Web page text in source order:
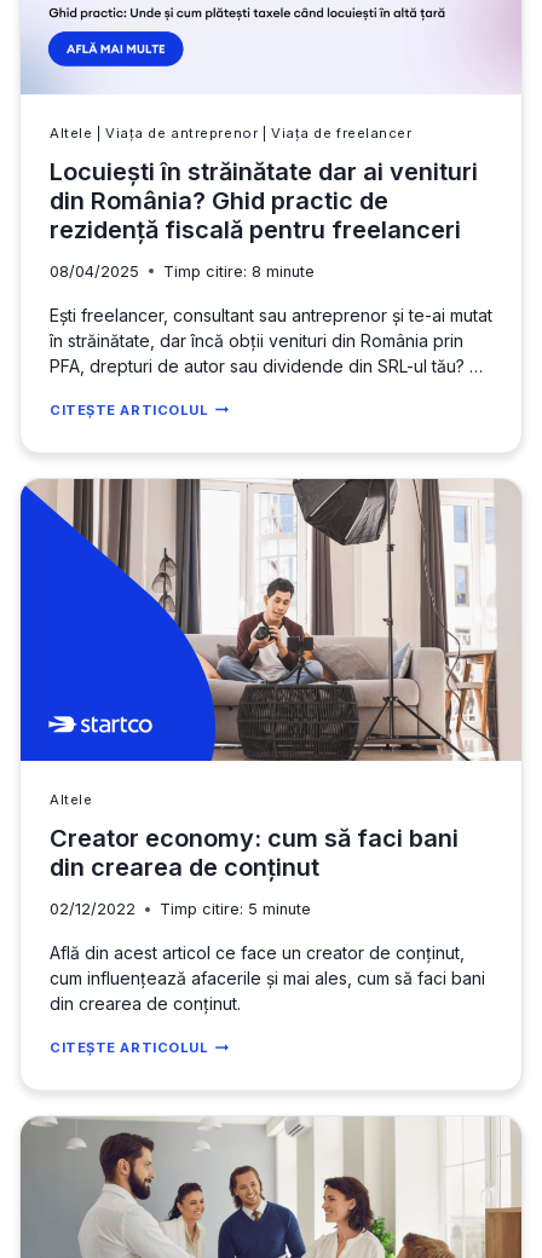
Altele |Viața de antreprenor Viața de freelancer
Locuiești în străinătate dar ai venituri
din România? Ghid practic de
rezidență fiscală pentru freelanceri
08/04/2025 Timp citire: 8 minute
Ești freelancer, consultant sau antreprenor și te-ai mutat
în străinătate, dar încă obții venituri din România prin
PFA, drepturi de autor sau dividende din SRL-ul tău? Te
îți afectează rezidența fiscală obligațiile de plată? În
CITEȘTE ARTICOLUL LOCUIEȘTI
STRĂINĂTATE
DAR
VENITURI
ROMÂNIA?
PRACTIC
DE
REZIDENȚĂ
FISCALĂ
PENTRU
FREELANCERI
Altele
Creator economy: cum să faci bani
din crearea de conținut
02/12/2022 Timp citire: 5 minute
Află din acest articol ce face un creator de conținut,
cum influențează afacerile și mai ales, cum să faci bani
din crearea de conținut.
CITEȘTE ARTICOLUL CREATOR
CUM
SĂ
FACI
BANI
DIN
CREAREA
DE